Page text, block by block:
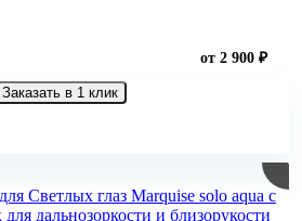
от 2 900 ₽
Заказать в 1 клик